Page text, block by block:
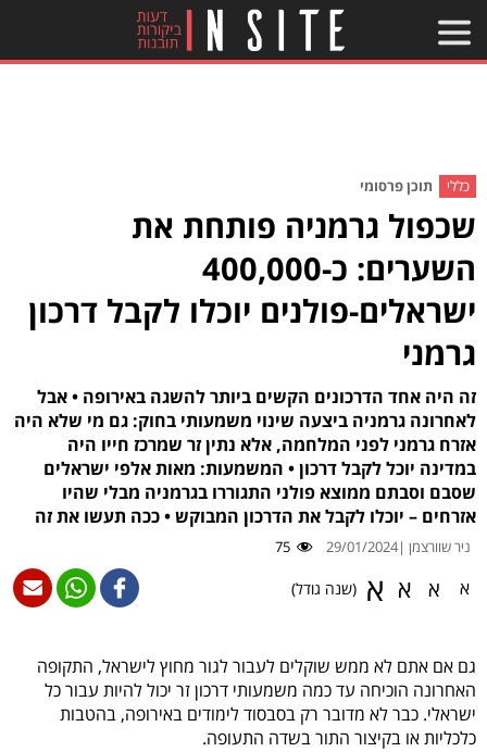
כללי תוכן פרסומי
שכפול גרמניה פותחת את
השערים: כ-400,000
ישראלים-פולנים יוכלו לקבל דרכון
גרמני
זה היה אחד הדרכונים הקשים ביותר להשגה באירופה • אבל
לאחרונה גרמניה ביצעה שינוי משמעותי בחוק: גם מי שלא היה
אזרח גרמני לפני המלחמה, אלא נתין זר שמרכז חייו היה
במדינה יוכל לקבל דרכון • המשמעות: מאות אלפי ישראלים
שסבם וסבתם ממוצא פולני התגוררו בגרמניה מבלי שהיו
אזרחים – יוכלו לקבל את הדרכון המבוקש • ככה תעשו את זה
ניר שוורצמן |29/01/2024
75
א א א א (שנה גודל)
גם אם אתם לא ממש שוקלים לעבור לגור מחוץ לישראל, התקופה
האחרונה הוכיחה עד כמה משמעותי דרכון זר יכול להיות עבור כל
ישראלי. כבר לא מדובר רק בסבסוד לימודים באירופה, בהטבות
כלכליות או בקיצור התור בשדה התעופה.